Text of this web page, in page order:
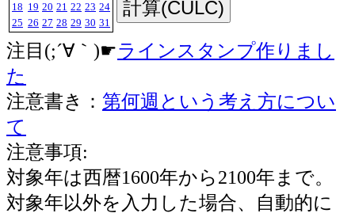
18 19 20 21 22 23 24
25 26 27 28 29 30 31
注目(;´∀｀)☛ラインスタンプ作りまし
た
注意書き： 第何週という考え方につい
て
注意事項:
対象年は西暦1600年から2100年まで。
対象年以外を入力した場合、自動的に